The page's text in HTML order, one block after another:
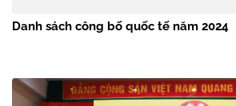
Danh sách công bố quốc tế năm 2024